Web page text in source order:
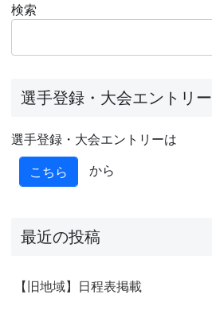
検索
選手登録・大会エントリー
選手登録・大会エントリーは
こちら
から
最近の投稿
【旧地域】日程表掲載